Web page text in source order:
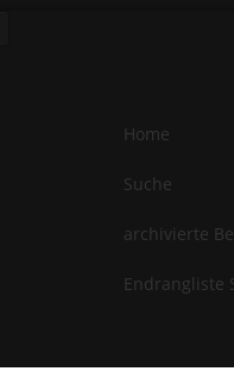
Home
Suche
archivierte
Endrangliste